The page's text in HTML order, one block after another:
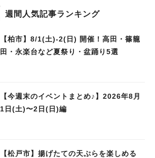
週間人気記事ランキング
【柏市】8/1(土)‐2(日) 開催！高田・篠籠
田・永楽台など夏祭り・盆踊り5選
【今週末のイベントまとめ♪】2026年8月
1日(土)〜2日(日)編
【松戸市】揚げたての天ぷらを楽しめる